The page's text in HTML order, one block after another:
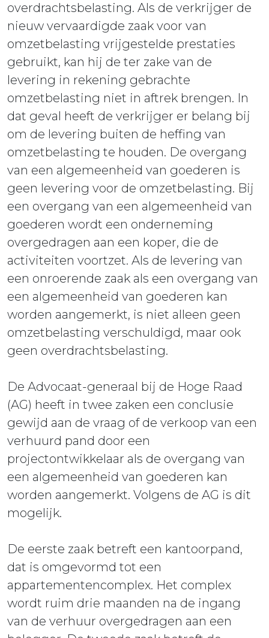
overdrachtsbelasting. Als de verkrijger de
nieuw vervaardigde zaak voor van
omzetbelasting vrijgestelde prestaties
gebruikt, kan hij de ter zake van de
levering in rekening gebrachte
omzetbelasting niet in aftrek brengen. In
dat geval heeft de verkrijger er belang bij
om de levering buiten de heffing van
omzetbelasting te houden. De overgang
van een algemeenheid van goederen is
geen levering voor de omzetbelasting. Bij
een overgang van een algemeenheid van
goederen wordt een onderneming
overgedragen aan een koper, die de
activiteiten voortzet. Als de levering van
een onroerende zaak als een overgang van
een algemeenheid van goederen kan
worden aangemerkt, is niet alleen geen
omzetbelasting verschuldigd, maar ook
geen overdrachtsbelasting.
De Advocaat-generaal bij de Hoge Raad
(AG) heeft in twee zaken een conclusie
gewijd aan de vraag of de verkoop van een
verhuurd pand door een
projectontwikkelaar als de overgang van
een algemeenheid van goederen kan
worden aangemerkt. Volgens de AG is dit
mogelijk.
De eerste zaak betreft een kantoorpand,
dat is omgevormd tot een
appartementencomplex. Het complex
wordt ruim drie maanden na de ingang
van de verhuur overgedragen aan een